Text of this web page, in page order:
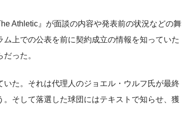
Athletic』が面談の内容や発表前の状況などの舞
上での公表を前に契約成立の情報を知っていた
った。
た。それは代理人のジョエル・ウルフ氏が最終
そして落選した球団にはテキストで知らせ、獲